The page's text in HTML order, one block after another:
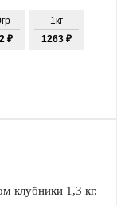
₽
1кг
1263 ₽
клубники 1,3 кг.